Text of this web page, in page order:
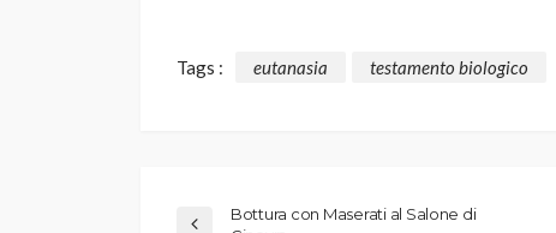
Tags : eutanasia testamento biologico
Bottura con Maserati al Salone di